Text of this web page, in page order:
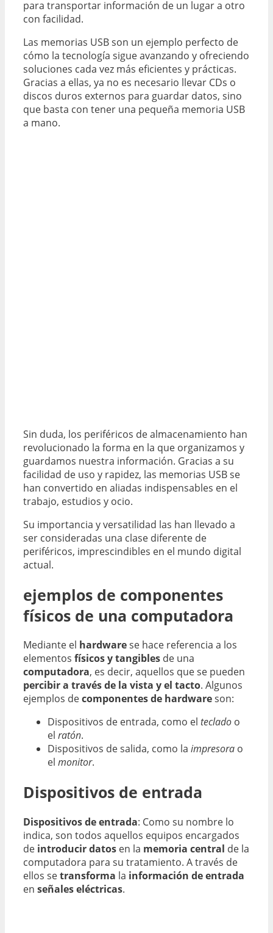
para transportar información de un lugar a otro
con facilidad.
Las memorias USB son un ejemplo perfecto de
cómo la tecnología sigue avanzando y ofreciendo
soluciones cada vez más eficientes y prácticas.
Gracias a ellas, ya no es necesario llevar CDs o
discos duros externos para guardar datos, sino
que basta con tener una pequeña memoria USB
a mano.
Sin duda, los periféricos de almacenamiento han
revolucionado la forma en la que organizamos y
guardamos nuestra información. Gracias a su
facilidad de uso y rapidez, las memorias USB se
han convertido en aliadas indispensables en el
trabajo, estudios y ocio.
Su importancia y versatilidad las han llevado a
ser consideradas una clase diferente de
periféricos, imprescindibles en el mundo digital
actual.
ejemplos de componentes
físicos de una computadora
Mediante el hardwarese hace referencia a los
elementos físicos y tangibles de una
computadora, es decir, aquellos que se pueden
percibir a través de la vista y el tacto. Algunos
ejemplos decomponentes de hardwareson:
Dispositivos de entrada, como el teclado o
el ratón.
Dispositivos de salida, como la impresora o
el monitor.
Dispositivos de entrada
Dispositivos de entrada: Como su nombre lo
indica, son todos aquellos equipos encargados
de introducir datos en la memoria central de la
computadora para su tratamiento. A través de
ellos setransforma la información de entrada
en señales eléctricas.